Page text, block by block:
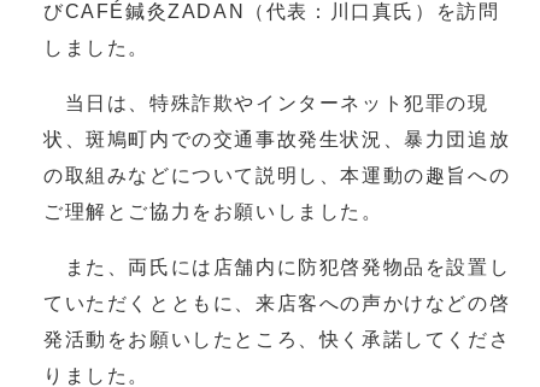
びCAFÉ鍼灸ZADAN（代表：川口真氏）を訪問
しました。
当日は、特殊詐欺やインターネット犯罪の現
状、斑鳩町内での交通事故発生状況、暴力団追放
の取組みなどについて説明し、本運動の趣旨への
ご理解とご協力をお願いしました。
また、両氏には店舗内に防犯啓発物品を設置し
ていただくとともに、来店客への声かけなどの啓
発活動をお願いしたところ、快く承諾してくださ
りました。